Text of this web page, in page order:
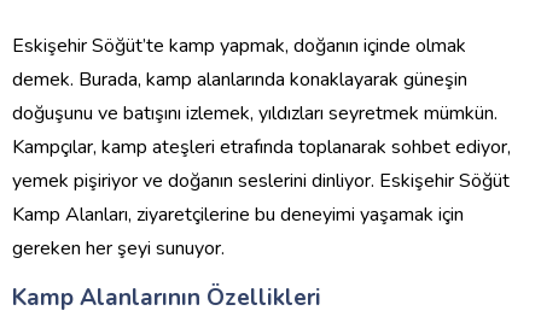
Eskişehir Söğüt’te kamp yapmak, doğanın içinde olmak
demek. Burada, kamp alanlarında konaklayarak güneşin
doğuşunu ve batışını izlemek, yıldızları seyretmek mümkün.
Kampçılar, kamp ateşleri etrafında toplanarak sohbet ediyor,
yemek pişiriyor ve doğanın seslerini dinliyor. Eskişehir Söğüt
Kamp Alanları, ziyaretçilerine bu deneyimi yaşamak için
gereken her şeyi sunuyor.
Kamp Alanlarının Özellikleri